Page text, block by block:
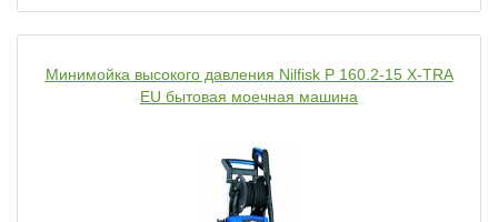
Минимойка высокого давления Nilfisk P 160.2-15 X-TRA
EU бытовая моечная машина